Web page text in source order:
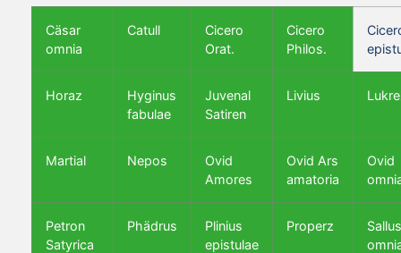
Cäsar
omnia
Catull
Cicero
Orat.
Cicero
Philos.
Horaz
Hyginus
fabulae
Juvenal
Satiren
Livius
Martial Nepos
Ovid
Amores
Ovid Ars
amatoria
Ovid
Petron
Satyrica
Phädrus
Plinius
epistulae
Properz